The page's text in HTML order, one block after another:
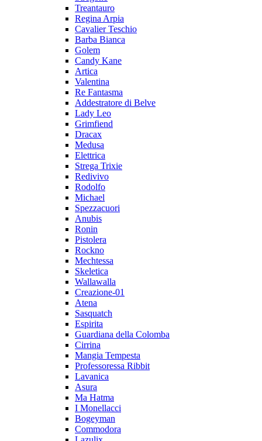
Treantauro
Regina Arpia
Cavalier Teschio
Barba Bianca
Golem
Candy Kane
Artica
Valentina
Re Fantasma
Addestratore di Belve
Lady Leo
Grimfiend
Dracax
Medusa
Elettrica
Strega Trixie
Redivivo
Rodolfo
Michael
Spezzacuori
Anubis
Ronin
Pistolera
Rockno
Mechtessa
Skeletica
Wallawalla
Creazione-01
Atena
Sasquatch
Espirita
Guardiana della Colomba
Cirrina
Mangia Tempesta
Professoressa Ribbit
Lavanica
Asura
Ma Hatma
I Monellacci
Bogeyman
Commodora